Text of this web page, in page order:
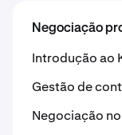
Negociação
Introdução ao
Gestão de
Negociação